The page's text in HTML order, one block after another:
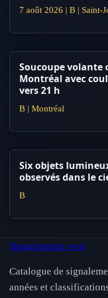
7 août 2026 | B | Saint-
Soucoupe volante
Montréal avec
vers 21 h
B | Montréal
Six objets
observés dans le
B
Signalements ovni
Catalogue de
années et